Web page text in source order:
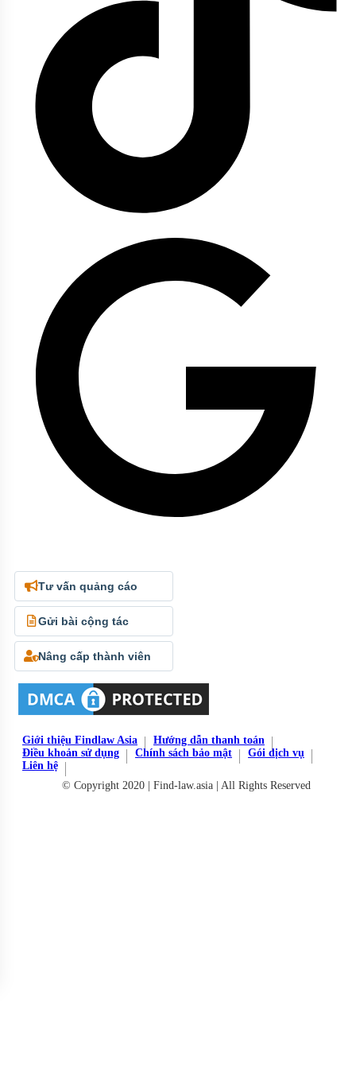
Tư vấn quảng cáo
Gửi bài cộng tác
Nâng cấp thành viên
Giới thiệu Findlaw Asia
Hướng dẫn thanh toán
Điều khoản sử dụng
Chính sách bảo mật
Gói dịch vụ
Liên hệ
© Copyright 2020 | Find-law.asia | All Rights Reserved